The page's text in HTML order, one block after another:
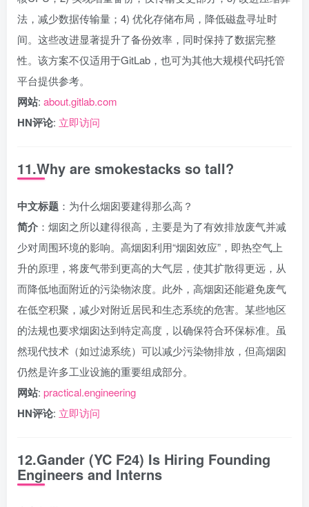
法，减少数据传输量；4) 优化存储布局，降低磁盘寻址时
间。这些改进显著提升了备份效率，同时保持了数据完整
性。该方案不仅适用于GitLab，也可为其他大规模代码托管
平台提供参考。
网站: about.gitlab.com
HN评论: 立即访问
11.Why are smokestacks so tall?
中文标题 ：为什么烟囱要建得那么高？
简介 ：烟囱之所以建得很高，主要是为了有效排放废气并减
少对周围环境的影响。高烟囱利用“烟囱效应”，即热空气上
升的原理，将废气带到更高的大气层，使其扩散得更远，从
而降低地面附近的污染物浓度。此外，高烟囱还能避免废气
在低空积聚，减少对附近居民和生态系统的危害。某些地区
的法规也要求烟囱达到特定高度，以确保符合环保标准。虽
然现代技术（如过滤系统）可以减少污染物排放，但高烟囱
仍然是许多工业设施的重要组成部分。
网站: practical.engineering
HN评论: 立即访问
12.Gander (YC F24) Is Hiring Founding
Engineers and Interns